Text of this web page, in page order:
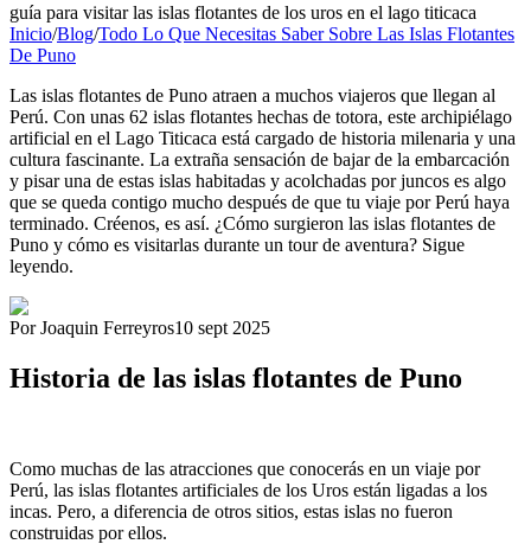
guía para visitar las islas flotantes de los uros en el lago titicaca
Inicio/Blog/Todo Lo Que Necesitas Saber Sobre Las Islas Flotantes
De Puno
Las islas flotantes de Puno atraen a muchos viajeros que llegan al
Perú. Con unas 62 islas flotantes hechas de totora, este archipiélago
artificial en el Lago Titicaca está cargado de historia milenaria y una
cultura fascinante. La extraña sensación de bajar de la embarcación
y pisar una de estas islas habitadas y acolchadas por juncos es algo
que se queda contigo mucho después de que tu viaje por Perú haya
terminado. Créenos, es así. ¿Cómo surgieron las islas flotantes de
Puno y cómo es visitarlas durante un tour de aventura? Sigue
leyendo.
Por Joaquin Ferreyros10 sept 2025
Historia de las islas flotantes de Puno
Como muchas de las atracciones que conocerás en un viaje por
Perú, las islas flotantes artificiales de los Uros están ligadas a los
incas. Pero, a diferencia de otros sitios, estas islas no fueron
construidas por ellos.